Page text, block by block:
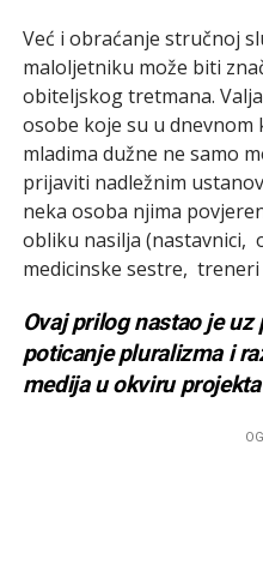
Već i obraćanje stručnoj
maloljetniku može biti
obiteljskog tretmana.
osobe koje su u dnevnom
mladima dužne ne samo
prijaviti nadležnim
neka osoba njima
obliku nasilja (nastavnici,
medicinske sestre, treneri
Ovaj prilog nastao je
poticanje pluralizma i
medija u okviru